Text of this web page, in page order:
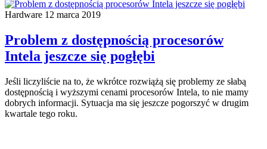
Hardware 12 marca 2019
Problem z dostępnością procesorów
Intela jeszcze się pogłębi
Jeśli liczyliście na to, że wkrótce rozwiążą się problemy ze słabą
dostępnością i wyższymi cenami procesorów Intela, to nie mamy
dobrych informacji. Sytuacja ma się jeszcze pogorszyć w drugim
kwartale tego roku.